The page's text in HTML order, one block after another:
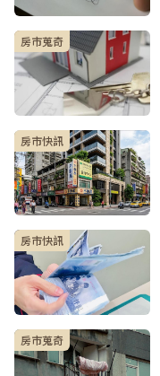
房市蒐奇
房市快訊
房市快訊
房市蒐奇